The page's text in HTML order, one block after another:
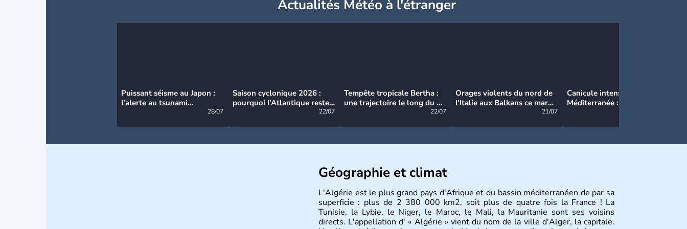
Actualités Météo à l'étranger
Puissant séisme au Japon :
l’alerte au tsunami
28/07
Saison cyclonique 2026 :
pourquoi l’Atlantique reste
22/07
Tempête tropicale Bertha :
une trajectoire le long du du
22/07
Orages violents du nord de
l'Italie aux Balkans ce mardi
21/07
Canicule intense en
Méditerranée : près de 50°C
Géographie et climat
L'Algérie est le plus grand pays d'Afrique et du bassin méditerranéen de par sa
superficie : plus de 2 380 000 km2, soit plus de quatre fois la France ! La
Tunisie, la Lybie, le Niger, le Maroc, le Mali, la Mauritanie sont ses voisins
directs. L'appellation d' « Algérie » vient du nom de la ville d'Alger, la capitale.